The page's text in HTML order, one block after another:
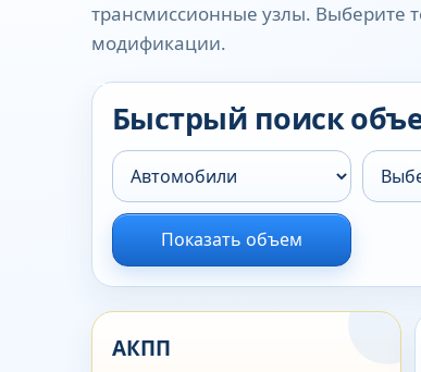
трансмиссионные узлы. Выберите
модификации.
Быстрый поиск
Показать объем
АКПП